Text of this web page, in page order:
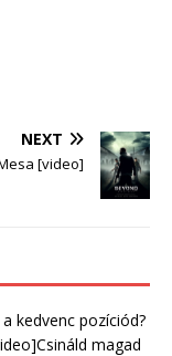
NEXT
[video]
kedvenc pozíciód?
magad